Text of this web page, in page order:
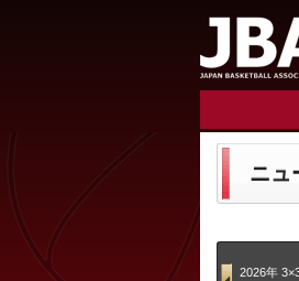
ニュ
2026年